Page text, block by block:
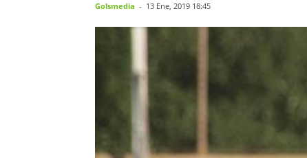
Golsmedia - 13 Ene, 2019 18:45